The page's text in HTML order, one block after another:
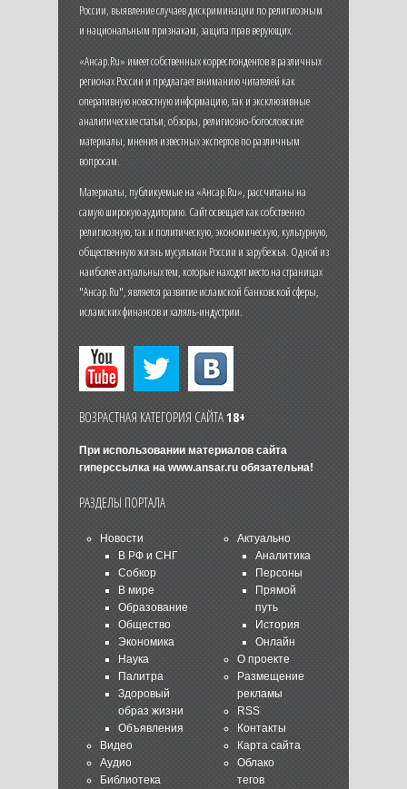
России, выявление случаев дискриминации по религиозным
и национальным признакам, защита прав верующих.
«Ансар.Ru» имеет собственных корреспондентов в различных
регионах России и предлагает вниманию читателей как
оперативную новостную информацию, так и эксклюзивные
аналитические статьи, обзоры, религиозно-богословские
материалы, мнения известных экспертов по различным
вопросам.
Материалы, публикуемые на «Ансар.Ru», рассчитаны на
самую широкую аудиторию. Сайт освещает как собственно
религиозную, так и политическую, экономическую, культурную,
общественную жизнь мусульман России и зарубежья. Одной из
наиболее актуальных тем, которые находят место на страницах
"Ансар.Ru", является развитие исламской банковской сферы,
исламских финансов и халяль-индустрии.
ВОЗРАСТНАЯ КАТЕГОРИЯ САЙТА18+
При использовании материалов сайта
гиперссылка на www.ansar.ruобязательна!
РАЗДЕЛЫ ПОРТАЛА
Новости
В РФ и СНГ
Собкор
В мире
Образование
Общество
Экономика
Наука
Палитра
Здоровый
образ жизни
Объявления
Видео
Аудио
Библиотека
Актуально
Аналитика
Персоны
Прямой
путь
История
Онлайн
О проекте
Размещение
рекламы
RSS
Контакты
Карта сайта
Облако
тегов